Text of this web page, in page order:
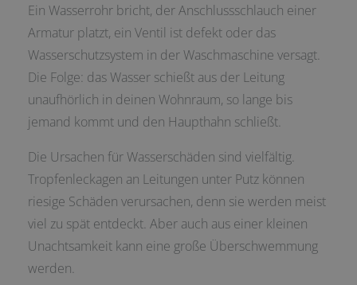
Ein Wasserrohr bricht, der Anschlussschlauch einer
Armatur platzt, ein Ventil ist defekt oder das
Wasserschutzsystem in der Waschmaschine versagt.
Die Folge: das Wasser schießt aus der Leitung
unaufhörlich in deinen Wohnraum, so lange bis
jemand kommt und den Haupthahn schließt.
Die Ursachen für Wasserschäden sind vielfältig.
Tropfenleckagen an Leitungen unter Putz können
riesige Schäden verursachen, denn sie werden meist
viel zu spät entdeckt. Aber auch aus einer kleinen
Unachtsamkeit kann eine große Überschwemmung
werden.